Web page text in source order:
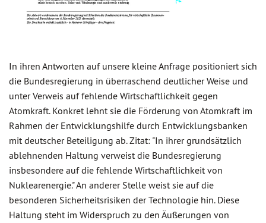
In ihren Antworten auf unsere kleine Anfrage positioniert sich
die Bundesregierung in überraschend deutlicher Weise und
unter Verweis auf fehlende Wirtschaftlichkeit gegen
Atomkraft. Konkret lehnt sie die Förderung von Atomkraft im
Rahmen der Entwicklungshilfe durch Entwicklungsbanken
mit deutscher Beteiligung ab. Zitat: "In ihrer grundsätzlich
ablehnenden Haltung verweist die Bundesregierung
insbesondere auf die fehlende Wirtschaftlichkeit von
Nuklearenergie." An anderer Stelle weist sie auf die
besonderen Sicherheitsrisiken der Technologie hin. Diese
Haltung steht im Widerspruch zu den Äußerungen von